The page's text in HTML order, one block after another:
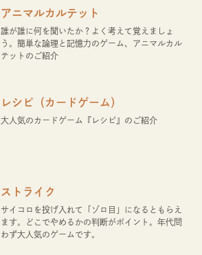
アニマルカルテット
誰が誰に何を聞いたか？よく考えて覚えましょ
う。簡単な論理と記憶力のゲーム、アニマルカル
テットのご紹介
レシピ（カードゲーム）
大人気のカードゲーム『レシピ』のご紹介
ストライク
サイコロを投げ入れて「ゾロ目」になるともらえ
ます。どこでやめるかの判断がポイント。年代問
わず大人気のゲームです。